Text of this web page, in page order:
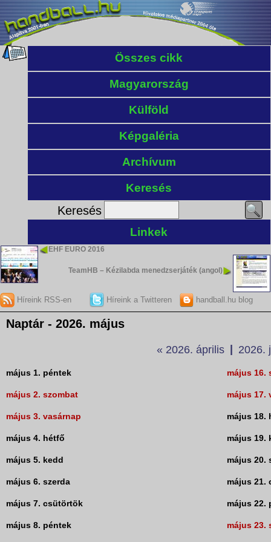
Összes cikk
Magyarország
Külföld
Képgaléria
Archívum
Keresés
Keresés
Linkek
EHF EURO 2016
TeamHB – Kézilabda menedzserjáték (angol)
Híreink RSS-en Híreink a Twitteren handball.hu blog
Naptár - 2026. május
« 2026. április 2026.
május 1. péntek
május 2. szombat
május 3. vasárnap
május 4. hétfő
május 5. kedd
május 6. szerda
május 7. csütörtök
május 8. péntek
május 16.
május 17.
május 18.
május 19.
május 20.
május 21.
május 22.
május 23.